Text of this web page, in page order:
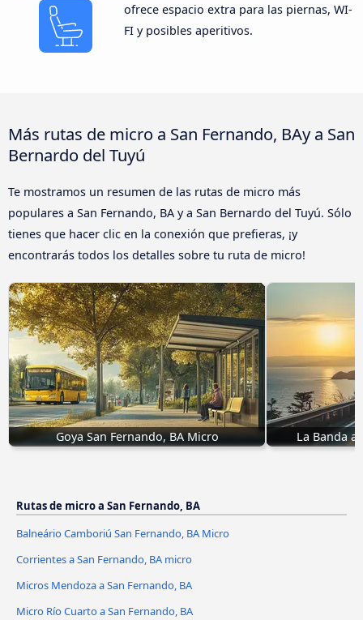
ofrece espacio extra para las piernas, WI-
FI y posibles aperitivos.
Más rutas de micro a San Fernando, BAy a San
Bernardo del Tuyú
Te mostramos un resumen de las rutas de micro más
populares a San Fernando, BA y a San Bernardo del Tuyú. Sólo
tienes que hacer clic en la conexión que prefieras, ¡y
encontrarás todos los detalles sobre tu ruta de micro!
Goya San Fernando, BA Micro La Banda a
Rutas de micro a San Fernando, BA
Balneário Camboriú San Fernando, BA Micro
Corrientes a San Fernando, BA micro
Micros Mendoza a San Fernando, BA
Micro Río Cuarto a San Fernando, BA